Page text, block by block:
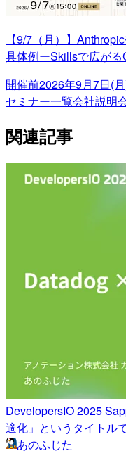
【9/7（月）】
具体例ーSkillsで広が
開催前2026年9月7日(
セミナー一覧会社説明
関連記事
DevelopersIO 2025
適化」というタイトル
あのふじた